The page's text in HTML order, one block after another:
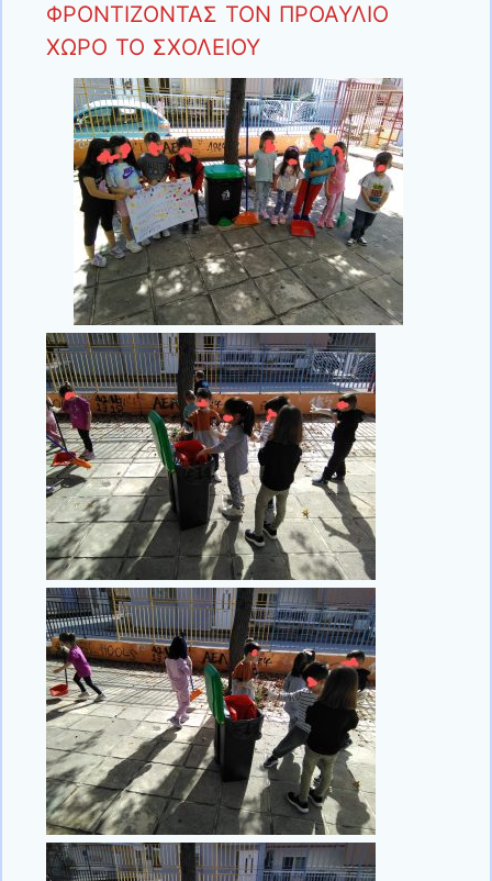
ΦΡΟΝΤΙΖΟΝΤΑΣ ΤΟΝ ΠΡΟΑΥΛΙΟ
ΧΩΡΟ ΤΟ ΣΧΟΛΕΙΟΥ